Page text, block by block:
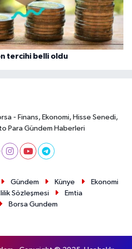
tercihi belli oldu
- Finans, Ekonomi, Hisse Senedi,
Para Gündem Haberleri
Gündem Künye
Ekonomi
Sözleşmesi
Emtia
Borsa Gundem